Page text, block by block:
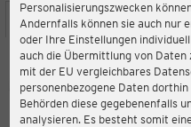
Personalisierungszwecken
Andernfalls können sie auch nur
oder Ihre Einstellungen
auch die Übermittlung von
mit der EU vergleichbares
personenbezogene Daten
Behörden diese gegebenenfalls
analysieren. Es besteht somit
STANDORT SERVICES
Ernsting's
Dieckmannstr. 40,